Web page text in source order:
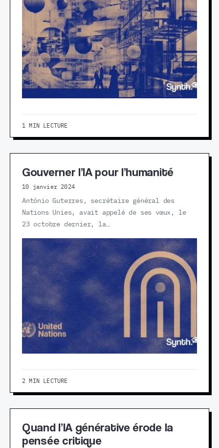
1 MIN LECTURE
Gouverner l’IA pour l’humanité
10 janvier 2024
António Guterres, secrétaire général des
Nations Unies, avait appelé de ses vœux, le
23 octobre dernier, la…
2 MIN LECTURE
Quand l’IA générative érode la
pensée critique